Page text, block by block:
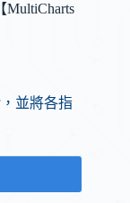
並將各指